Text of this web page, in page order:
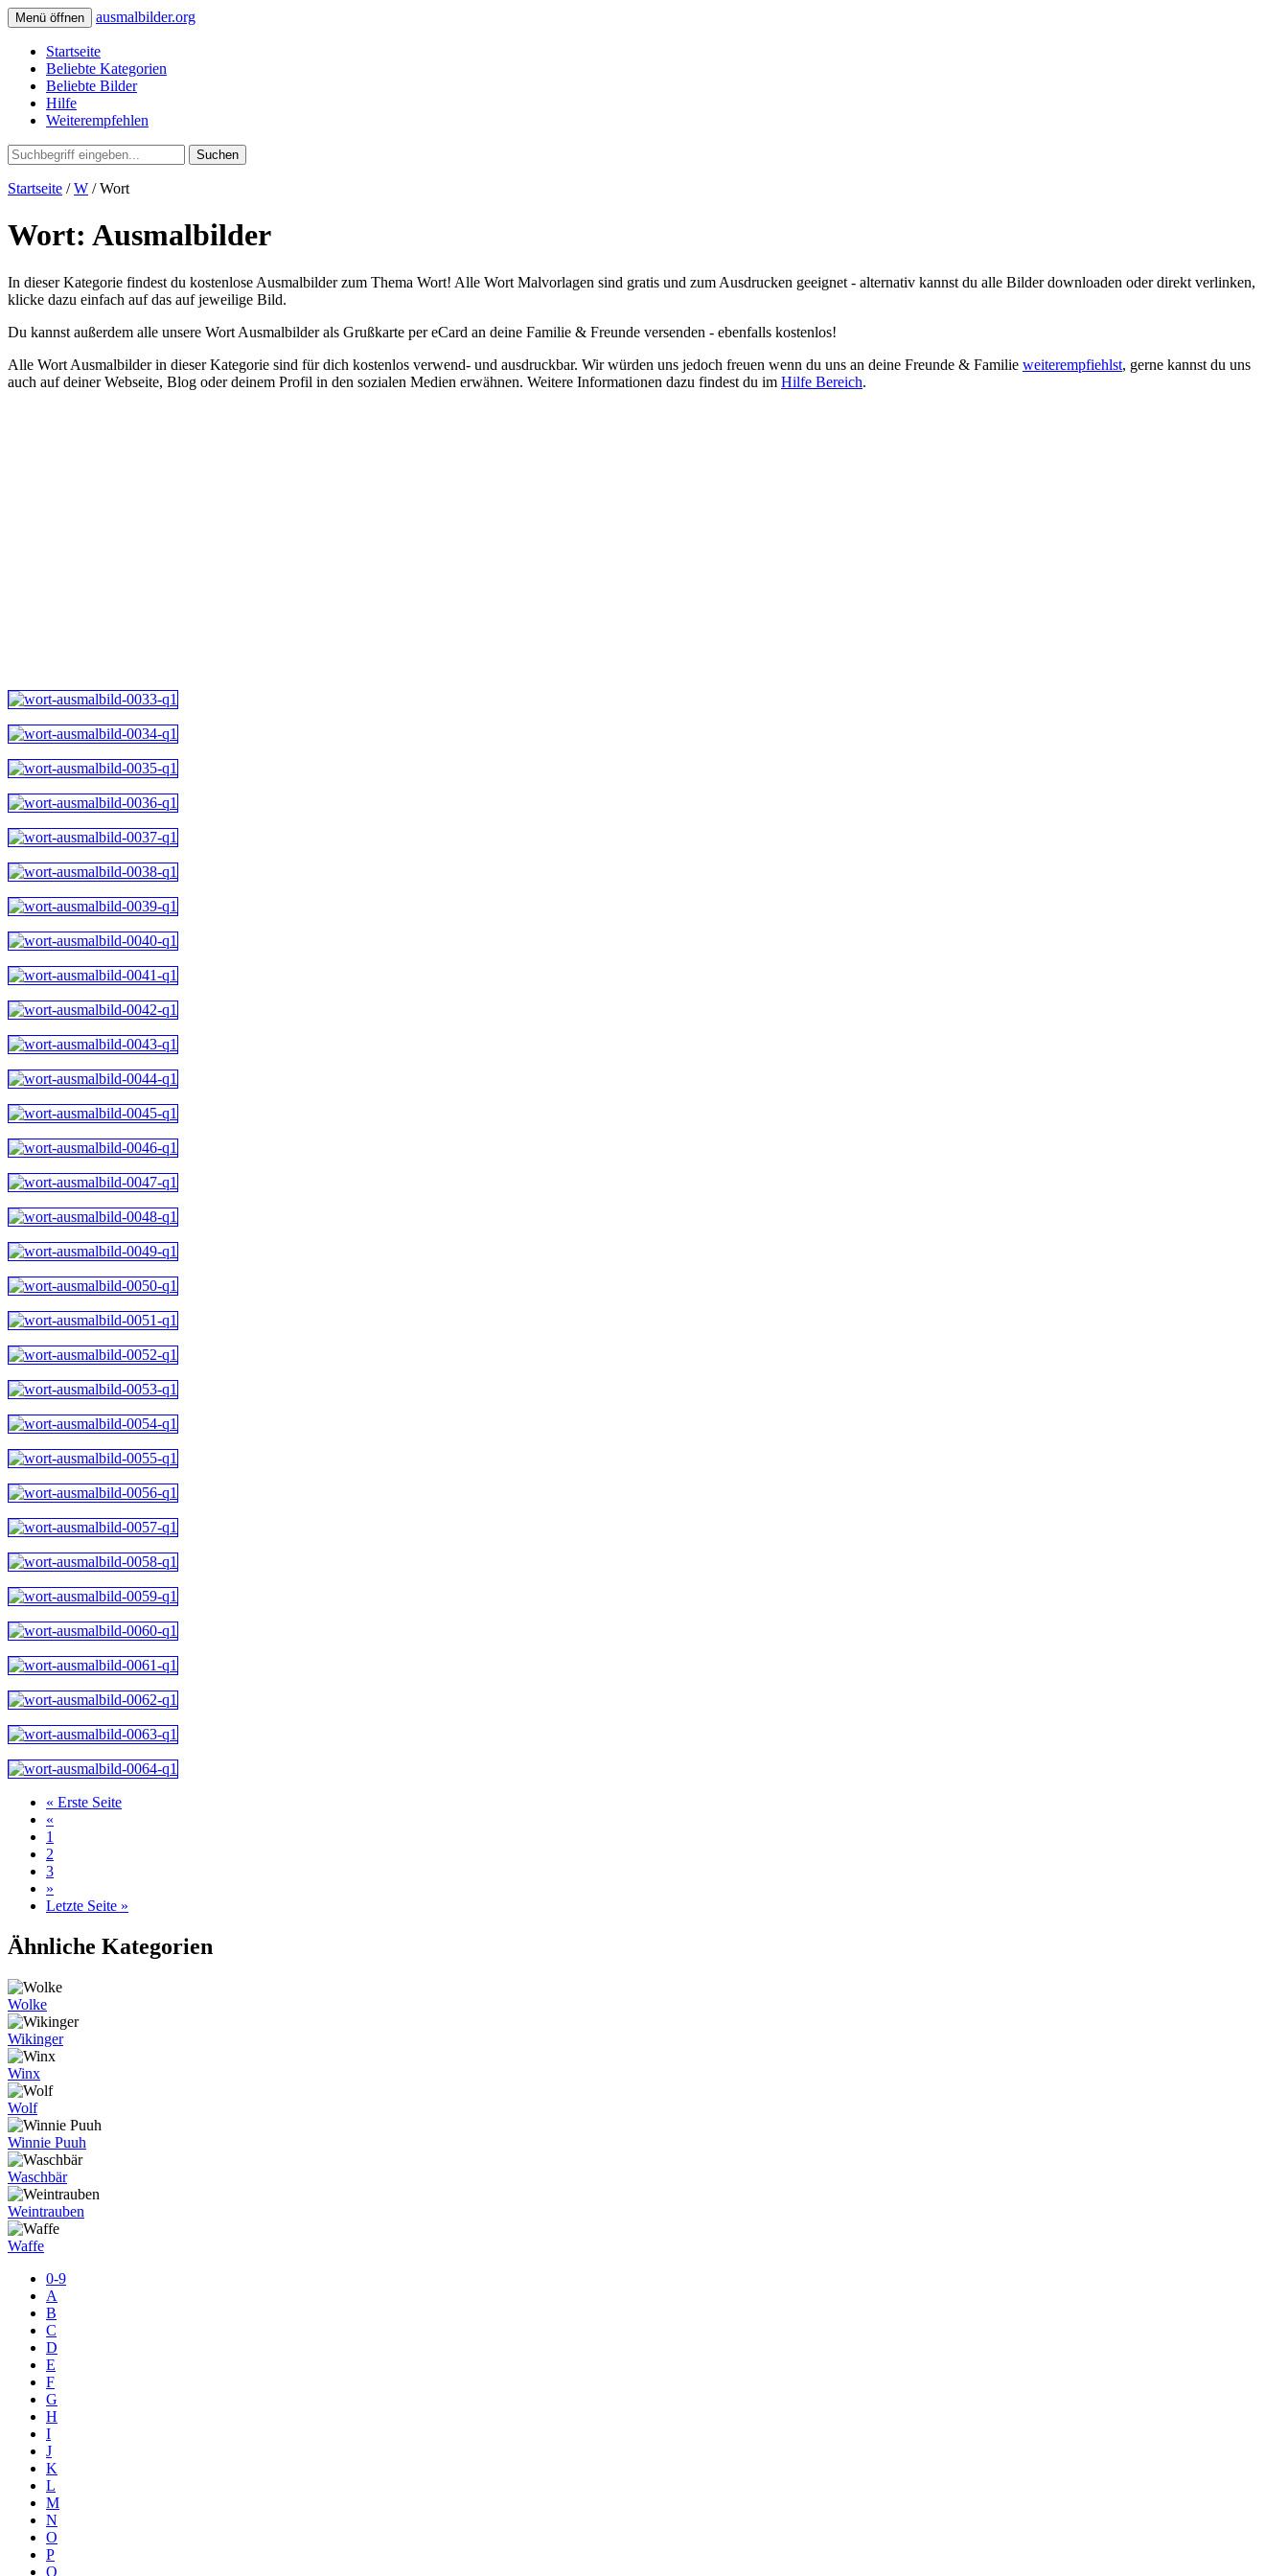
Menü öffnen ausmalbilder.org
Startseite
Beliebte Kategorien
Beliebte Bilder
Hilfe
Weiterempfehlen
Suchen
Startseite /W / Wort
Wort: Ausmalbilder
In dieser Kategorie findest du kostenlose Ausmalbilder zum Thema Wort! Alle Wort Malvorlagen sind gratis und zum Ausdrucken geeignet - alternativ kannst du alle Bilder downloaden oder direkt verlinken,
klicke dazu einfach auf das auf jeweilige Bild.
Du kannst außerdem alle unsere Wort Ausmalbilder als Grußkarte per eCard an deine Familie & Freunde versenden - ebenfalls kostenlos!
Alle Wort Ausmalbilder in dieser Kategorie sind für dich kostenlos verwend- und ausdruckbar. Wir würden uns jedoch freuen wenn du uns an deine Freunde & Familie weiterempfiehlst, gerne kannst du uns
auch auf deiner Webseite, Blog oder deinem Profil in den sozialen Medien erwähnen. Weitere Informationen dazu findest du im Hilfe Bereich.
« Erste Seite
«
1
2
3
»
Letzte Seite »
Ähnliche Kategorien
Wolke
Wikinger
Winx
Wolf
Winnie Puuh
Waschbär
Weintrauben
Waffe
0-9
A
B
C
D
E
F
G
H
I
J
K
L
M
N
O
P
Q